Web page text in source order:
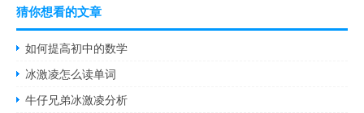
猜你想看的文章
如何提高初中的数学
冰激凌怎么读单词
牛仔兄弟冰激凌分析